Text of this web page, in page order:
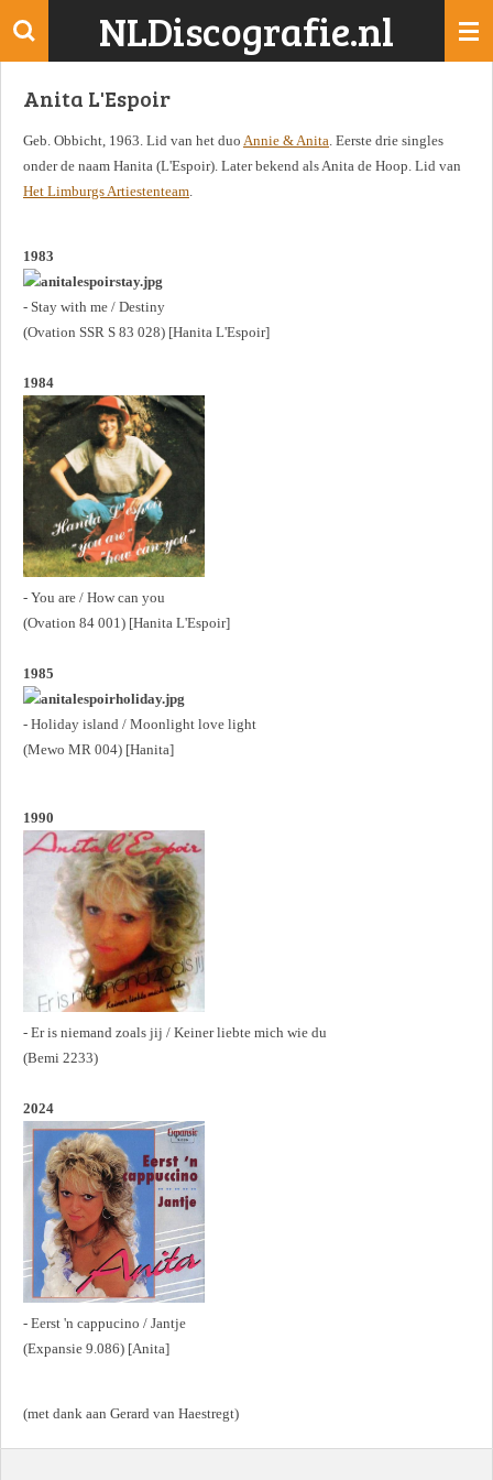
Ga
de
NLDiscografie.nl
Anita L'Espoir
Geb. Obbicht, 1963. Lid van het duo Annie & Anita. Eerste drie singles
onder de naam Hanita (L'Espoir). Later bekend als Anita de Hoop. Lid van
Het Limburgs Artiestenteam.
1983
- Stay with me / Destiny
(Ovation SSR S 83 028) [Hanita L'Espoir]
1984
- You are / How can you
(Ovation 84 001) [Hanita L'Espoir]
1985
- Holiday island / Moonlight love light
(Mewo MR 004) [Hanita]
1990
- Er is niemand zoals jij / Keiner liebte mich wie du
(Bemi 2233)
2024
- Eerst 'n cappucino / Jantje
(Expansie 9.086) [Anita]
(met dank aan Gerard van Haestregt)